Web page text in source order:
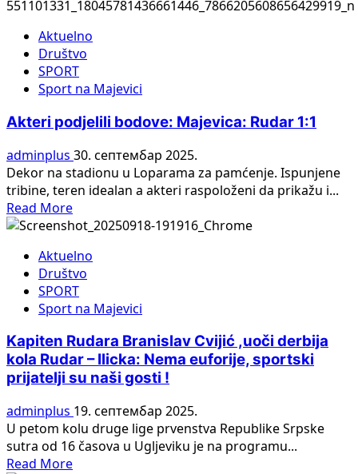
about
Uspješni
sportista,
Dragoslav
Radovanović
promoviše
biciklizam
širom
BiH:
Živim
život
biciklom
Aktuelno
Društvo
SPORT
Sport na Majevici
Akteri podjelili bodove: Majevica: Rudar 1:1
adminplus 30. септембар 2025.
Dekor na stadionu u Loparama za pamćenje. Ispunjene
tribine, teren idealan a akteri raspoloženi da prikažu i...
Read MoreRead
more
Akteri
podjelili
bodove:
Majevica:
1:1
Aktuelno
Društvo
SPORT
Sport na Majevici
Kapiten Rudara Branislav Cvijić ,uoči derbija
kola Rudar – Ilicka: Nema euforije, sportski
prijatelji su naši gosti !
adminplus 19. септембар 2025.
U petom kolu druge lige prvenstva Republike Srpske
sutra od 16 časova u Ugljeviku je na programu...
Read MoreRead